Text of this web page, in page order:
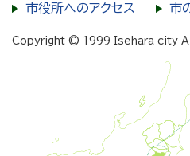
市役所へのアクセス 市
Copyright © 1999 Isehara city